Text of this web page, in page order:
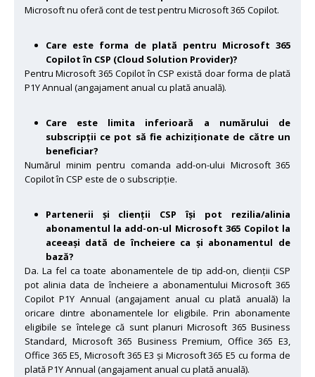
Microsoft nu oferă cont de test pentru Microsoft 365 Copilot.
Care este forma de plată pentru Microsoft 365
Copilot în CSP (Cloud Solution Provider)?
Pentru Microsoft 365 Copilot în CSP există doar forma de plată
P1Y Annual (angajament anual cu plată anuală).
Care este limita inferioară a numărului de
subscripții ce pot să fie achiziționate de către un
beneficiar?
Numărul minim pentru comanda add-on-ului Microsoft 365
Copilot în CSP este de o subscripție.
Partenerii și clienții CSP își pot rezilia/alinia
abonamentul la add-on-ul Microsoft 365 Copilot la
aceeași dată de încheiere ca și abonamentul de
bază?
Da. La fel ca toate abonamentele de tip add-on, clienții CSP
pot alinia data de încheiere a abonamentului Microsoft 365
Copilot P1Y Annual (angajament anual cu plată anuală) la
oricare dintre abonamentele lor eligibile. Prin abonamente
eligibile se întelege că sunt planuri Microsoft 365 Business
Standard, Microsoft 365 Business Premium, Office 365 E3,
Office 365 E5, Microsoft 365 E3 și Microsoft 365 E5 cu forma de
plată P1Y Annual (angajament anual cu plată anuală).